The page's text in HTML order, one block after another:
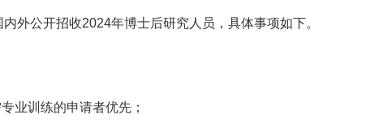
外公开招收2024年博士后研究人员，具体事项如下。
业训练的申请者优先；